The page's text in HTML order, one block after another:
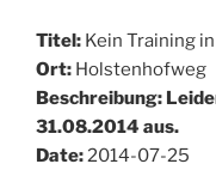
Titel: Kein Training
Ort: Holstenhofweg
Beschreibung:
31.08.2014 aus.
Date: 2014-07-25